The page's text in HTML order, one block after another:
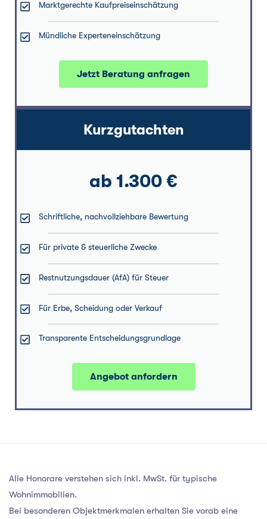
Marktgerechte Kaufpreiseinschätzung
Mündliche Experteneinschätzung
Jetzt Beratung anfragen
Kurzgutachten
ab 1.300 €
Schriftliche, nachvollziehbare Bewertung
Für private & steuerliche Zwecke
Restnutzungsdauer (AfA) für Steuer
Für Erbe, Scheidung oder Verkauf
Transparente Entscheidungsgrundlage
Angebot anfordern
Alle Honorare verstehen sich inkl. MwSt. für typische
Wohnimmobilien.
Bei besonderen Objektmerkmalen erhalten Sie vorab eine